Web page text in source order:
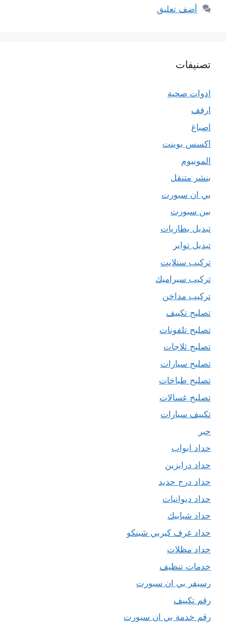
أضف تعليق
تصنيفات
ادوات صحية
ارفف
اصباغ
اكسس بوينت
المونيوم
بنشر متنقل
بي ان سبورت
بين سبورت
تبديل بطاريات
تبديل تواير
تركيب ستلايت
تركيب سيراميك
تركيب مداخن
تصليح تكييف
تصليح تلفونات
تصليح ثلاجات
تصليح سيارات
تصليح طباخات
تصليح غسالات
تكييف سيارات
حبر
حداد ابواب
حداد درابزين
حداد درج حديد
حداد ديوانيات
حداد شبابيك
حداد غرف كيربي شينكو
حداد مظلات
خدمات تنظيف
رسيفر بي ان سبورت
رقم تكييف
رقم خدمة بي ان سبورت